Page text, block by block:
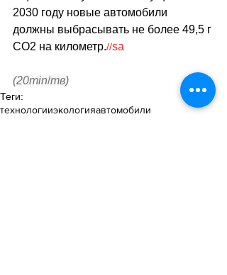
2030 году новые автомобили
должны выбрасывать не более 49,5 г
CO2 на километр.//sa
(20min/тв)
Теги:
технологииэкологияавтомобили